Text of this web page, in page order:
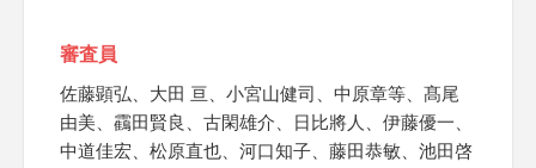
審査員
佐藤顕弘、大田 亘、小宮山健司、中原章等、髙尾
由美、靍田賢良、古閑雄介、日比將人、伊藤優一、
中道佳宏、松原直也、河口知子、藤田恭敏、池田啓